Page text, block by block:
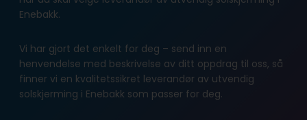
Enebakk.
Vi har gjort det enkelt for deg – send inn en
henvendelse med beskrivelse av ditt oppdrag til oss, så
finner vi en kvalitetssikret leverandør av utvendig
solskjerming i Enebakk som passer for deg.